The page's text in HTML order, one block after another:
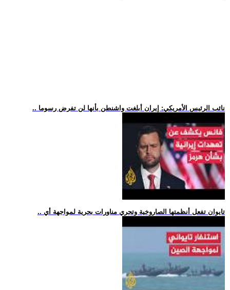
.. نائب الرئيس الأمريكي: إيران أبلغت واشنطن بأنها لن تفرض رسوما
.. تايوان تفعل أنظمتها الصاروخية وتجري مناورات بحرية لمواجهة أي